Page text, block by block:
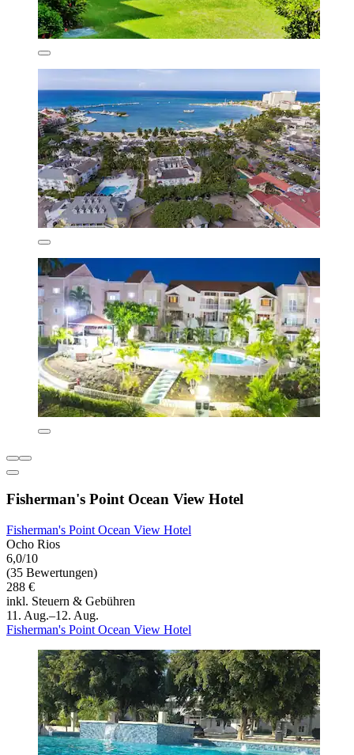
Fisherman's Point Ocean View Hotel
Fisherman's Point Ocean View Hotel
Ocho Rios
6,0/10
(35 Bewertungen)
288 €
inkl. Steuern & Gebühren
11. Aug.–12. Aug.
Fisherman's Point Ocean View Hotel